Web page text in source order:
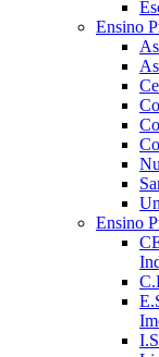
Ensino
Ensino